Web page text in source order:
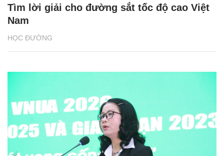
HỌC ĐƯỜNG
Tìm lời giải cho đường sắt tốc độ cao Việt
Nam